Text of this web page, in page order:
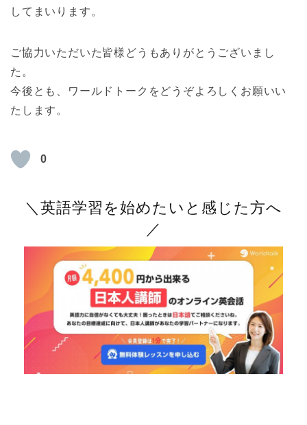
してまいります。
ご協力いただいた皆様どうもありがとうございまし
た。
今後とも、ワールドトークをどうぞよろしくお願いい
たします。
0
＼英語学習を始めたいと感じた方へ
／